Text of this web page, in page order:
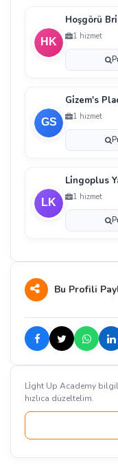
Hoşgörü
1 hizmet
Gi̇zem's
1 hizmet
Li̇ngoplus
1 hizmet
Bu Profili
Li̇ght Up Academy
hızlıca düzeltelim.